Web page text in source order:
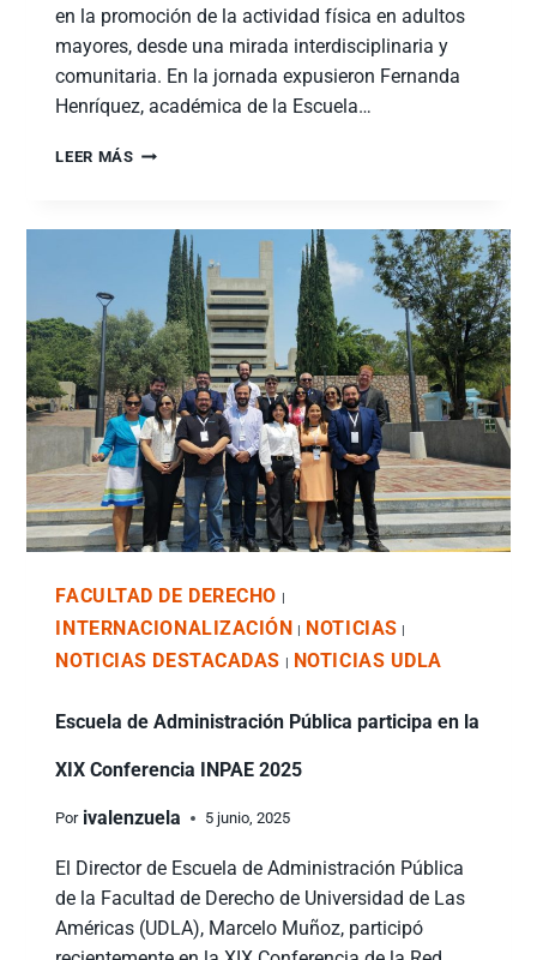
en la promoción de la actividad física en adultos
mayores, desde una mirada interdisciplinaria y
comunitaria. En la jornada expusieron Fernanda
Henríquez, académica de la Escuela…
LEER MÁS
FACULTAD DE DERECHO |
INTERNACIONALIZACIÓN | NOTICIAS |
NOTICIAS DESTACADAS | NOTICIAS UDLA
Escuela de Administración Pública participa en la
XIX Conferencia INPAE 2025
Por ivalenzuela 5 junio, 2025
El Director de Escuela de Administración Pública
de la Facultad de Derecho de Universidad de Las
Américas (UDLA), Marcelo Muñoz, participó